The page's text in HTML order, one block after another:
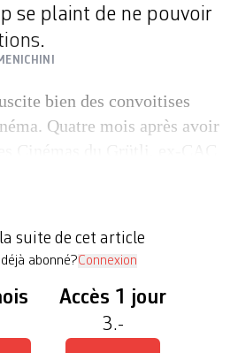
se plaint de ne pouvoir
bien des convoitises
Quatre mois après avoir
une […]
suite de cet article
abonné?Connexion
Accès 1 jour
3.-